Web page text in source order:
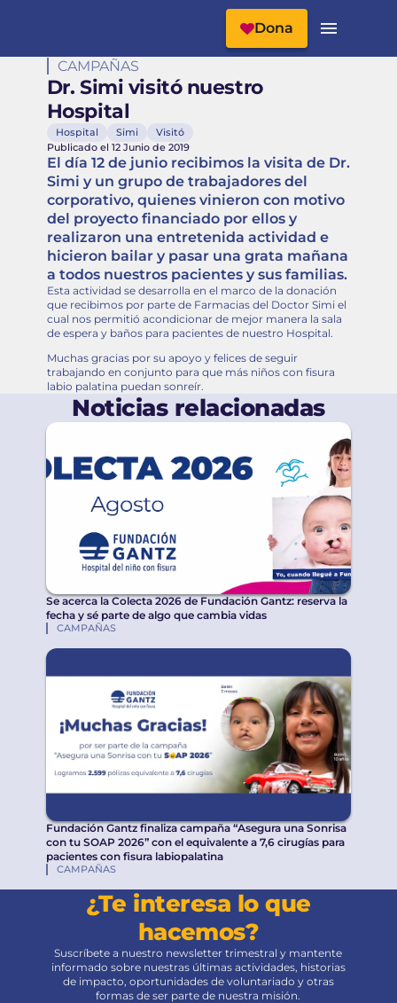
Cabecera del Sitio
Dona
CAMPAÑAS
Dr. Simi visitó nuestro
Hospital
Hospital Simi
Visitó
Publicado el 12 Junio de 2019
El día 12 de junio recibimos la visita de Dr.
Simi y un grupo de trabajadores del
corporativo, quienes vinieron con motivo
del proyecto financiado por ellos y
realizaron una entretenida actividad e
hicieron bailar y pasar una grata mañana
a todos nuestros pacientes y sus familias.
Esta actividad se desarrolla en el marco de la donación
que recibimos por parte de Farmacias del Doctor Simi el
cual nos permitió acondicionar de mejor manera la sala
de espera y baños para pacientes de nuestro Hospital.
Muchas gracias por su apoyo y felices de seguir
trabajando en conjunto para que más niños con fisura
labio palatina puedan sonreír.
Noticias relacionadas
Se acerca la Colecta 2026 de Fundación Gantz: reserva la
fecha y sé parte de algo que cambia vidas
CAMPAÑAS
Fundación Gantz finaliza campaña “Asegura una Sonrisa
con tu SOAP 2026” con el equivalente a 7,6 cirugías para
pacientes con fisura labiopalatina
CAMPAÑAS
¿Te interesa lo que
hacemos?
Suscríbete a nuestro newsletter trimestral y mantente
informado sobre nuestras últimas actividades, historias
de impacto, oportunidades de voluntariado y otras
formas de ser parte de nuestra misión.